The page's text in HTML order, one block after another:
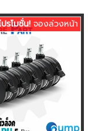
ปรโมชั่น!จองล่วงหน้า